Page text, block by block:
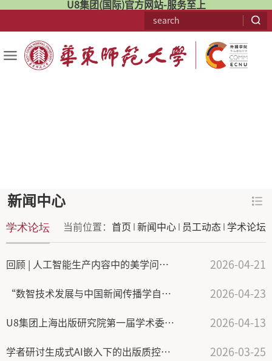
U8集团(国际)官方网站-服务至上
新闻中心
当前位置： 首页 新闻中心 员工动态 学术论坛
学术论坛
回顾 | 人工智能生产内容中的美学问题学术研讨会成功举办 2026-04-21
“数智技术发展与中国新闻传播学自主知识体系建构”学术研讨会成功举办 2026-04-23
U8集团上海出版研究院第一届学术委员会会议暨研究院发展规划咨询会召开 2026-04-13
学者研讨生成式AI嵌入下的出版质控困境与审校范式重构 2026-03-25